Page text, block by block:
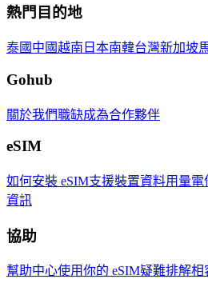
熱門目的地
泰國 中國越南 日本南韓台灣新加坡
Gohub
關於我們職缺成為合作夥伴
eSIM
如何安裝 eSIM支援裝置資料用量電
資訊
協助
幫助中心使用你的 eSIM疑難排解相